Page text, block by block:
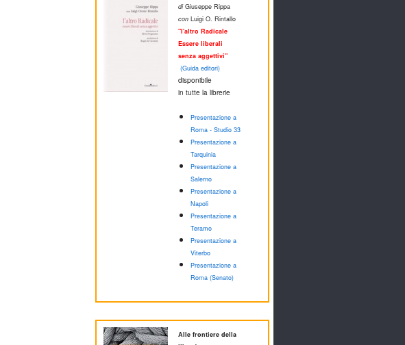
diGiuseppe Rippa
con Luigi O. Rintallo
"l'altro Radicale
Essere liberali
senza aggettivi"
(Guida editori)
disponibile
in tutte la librerie
Presentazione a
Roma - Studio 33
Presentazione a
Tarquinia
Presentazione a
Salerno
Presentazione a
Napoli
Presentazione a
Teramo
Presentazione a
Viterbo
Presentazione a
Roma (Senato)
Alle frontiere della